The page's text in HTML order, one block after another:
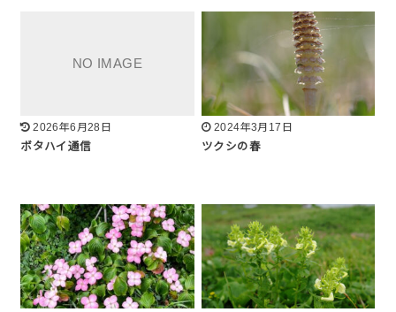
2026年6月28日
ボタハイ通信
2024年3月17日
ツクシの春